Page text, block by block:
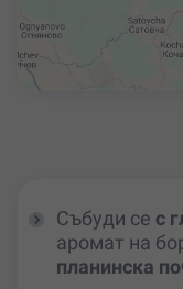
Събуди се с
аромат на
планинска